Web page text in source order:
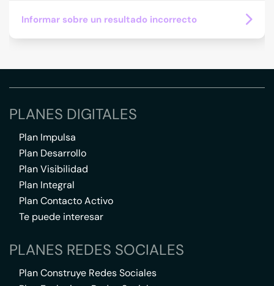
Informar sobre un resultado incorrecto
PLANES DIGITALES
Plan Impulsa
Plan Desarrollo
Plan Visibilidad
Plan Integral
Plan Contacto Activo
Te puede interesar
PLANES REDES SOCIALES
Plan Construye Redes Sociales